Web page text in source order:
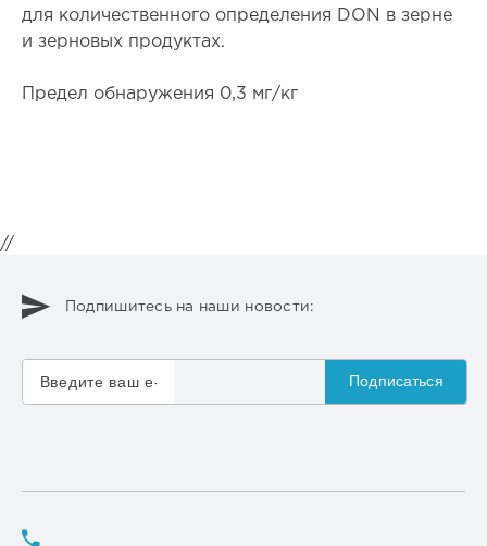
для количественного определения DON в зерне
и зерновых продуктах.
Предел обнаружения 0,3 мг/кг
//
Подпишитесь на наши новости:
Подписаться